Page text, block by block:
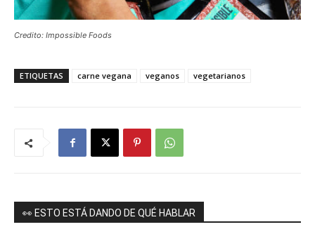
Credito: Impossible Foods
ETIQUETAS carne vegana veganos vegetarianos
👀 ESTO ESTÁ DANDO DE QUÉ HABLAR